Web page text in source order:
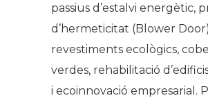
passius d’estalvi energètic,
d’hermeticitat (Blower
revestiments ecològics,
verdes, rehabilitació
i ecoinnovació empresarial.